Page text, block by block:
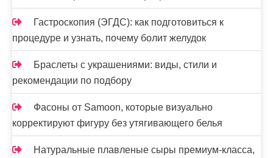
я
м
Гастроскопия (ЭГДС): как подготовиться к
процедуре и узнать, почему болит желудок
Браслеты с украшениями: виды, стили и
рекомендации по подбору
Фасоны от Samoon, которые визуально
корректируют фигуру без утягивающего белья
Натуральные плавленые сыры премиум-класса,